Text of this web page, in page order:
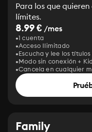
Para los que
límites.
8.99 € /mes
1 cuenta
Acceso Ilimitado
Escucha y lee los
Modo sin conexión +
Cancela en cualquier
Family